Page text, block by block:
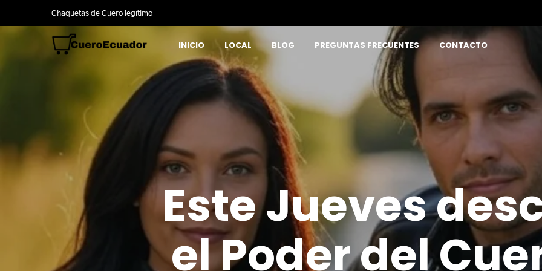
Chaquetas de Cuero legítimo
INICIO LOCAL BLOG PREGUNTAS FRECUENTES CONTACTO
Este Jueves
el Poder del